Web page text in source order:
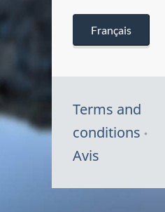
Français
Terms and
conditions
Avis